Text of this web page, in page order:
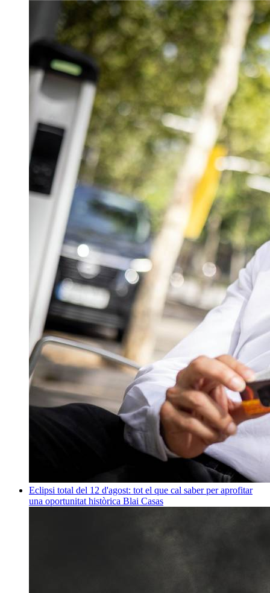
Eclipsi total del 12 d'agost: tot el que cal saber per aprofitar
una oportunitat històrica Blai Casas